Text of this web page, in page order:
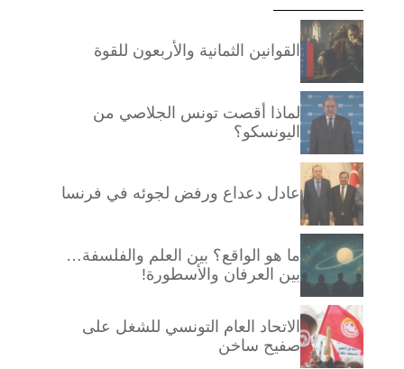
القوانين الثمانية والأربعون للقوة
لماذا أقصت تونس الجلاصي من
اليونسكو؟
عادل دعداع ورفض لجوئه في فرنسا
ما هو الواقع؟ بين العلم والفلسفة…
بين العرفان والأسطورة!
الاتحاد العام التونسي للشغل على
صفيح ساخن